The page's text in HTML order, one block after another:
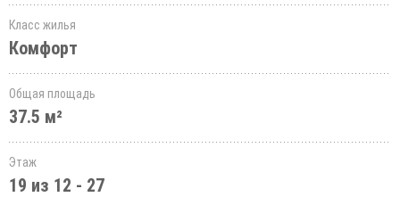
Класс жилья
Комфорт
Общая площадь
37.5 м²
Этаж
19 из 12 - 27